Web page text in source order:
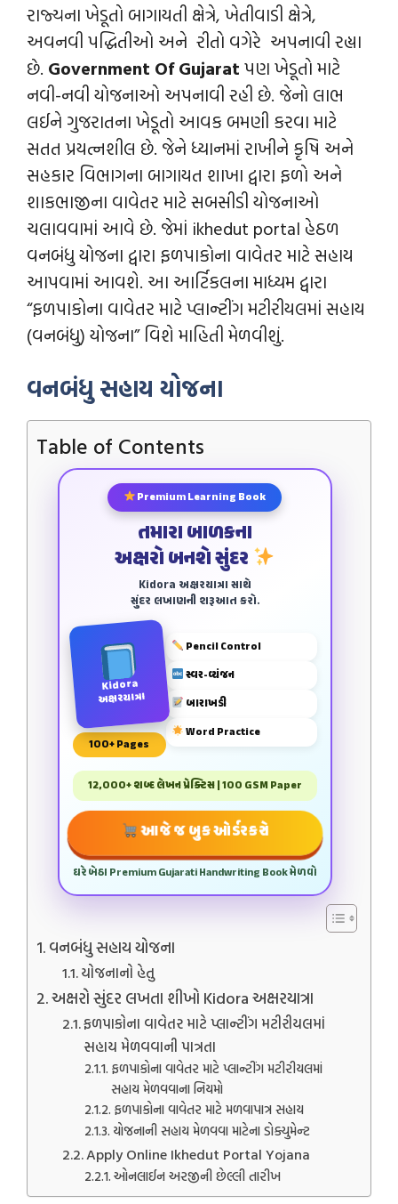
રાજ્યના ખેડૂતો બાગાયતી ક્ષેત્રે, ખેતીવાડી ક્ષેત્રે,
અવનવી પદ્ધિતીઓ અને રીતો વગેરે અપનાવી રહ્યા
છે. Government Of Gujarat પણ ખેડૂતો માટે
નવી-નવી યોજનાઓ અપનાવી રહી છે. જેનો લાભ
લઈને ગુજરાતના ખેડૂતો આવક બમણી કરવા માટે
સતત પ્રયત્નશીલ છે. જેને ધ્યાનમાં રાખીને કૃષિ અને
સહકાર વિભાગના બાગાયત શાખા દ્વારા ફળો અને
શાકભાજીના વાવેતર માટે સબસીડી યોજનાઓ
ચલાવવામાં આવે છે. જેમાં ikhedut portal હેઠળ
વનબંધુ યોજના દ્વારા ફળપાકોના વાવેતર માટે સહાય
આપવામાં આવશે. આ આર્ટિકલના માધ્યમ દ્વારા
“ફળપાકોના વાવેતર માટે પ્લાન્ટીંગ મટીરીયલમાં સહાય
(વનબંધુ) યોજના” વિશે માહિતી મેળવીશું.
વનબંધુ સહાય યોજના
Table of Contents
Premium Learning Book
તમારા બાળકના
અક્ષરો બનશે સુંદર
Kidora અક્ષરયાત્રા સાથે
સુંદર લખાણની શરૂઆત કરો.
Kidora
અક્ષરયાત્રા
100+ Pages
Pencil Control
સ્વર-વ્યંજન
બારાખડી
Word Practice
12,000+ શબ્દ લેખન પ્રેક્ટિસ | 100 GSM Paper
આજે જ બુક ઓર્ડર કરો
ઘરે બેઠા Premium Gujarati Handwriting Book મેળવો
વનબંધુ સહાય યોજના
યોજનાનો હેતુ
અક્ષરો સુંદર લખતા શીખો Kidora અક્ષરયાત્રા
ફળપાકોના વાવેતર માટે પ્લાન્ટીંગ મટીરીયલમાં
સહાય મેળવવાની પાત્રતા
ફળપાકોના વાવેતર માટે પ્લાન્ટીંગ મટીરીયલમાં
સહાય મેળવવાના નિયમો
ફળપાકોના વાવેતર માટે મળવાપાત્ર સહાય
યોજનાની સહાય મેળવવા માટેના ડોક્યુમેન્‍ટ
Apply Online Ikhedut Portal Yojana
ઓનલાઈન અરજીની છેલ્લી તારીખ